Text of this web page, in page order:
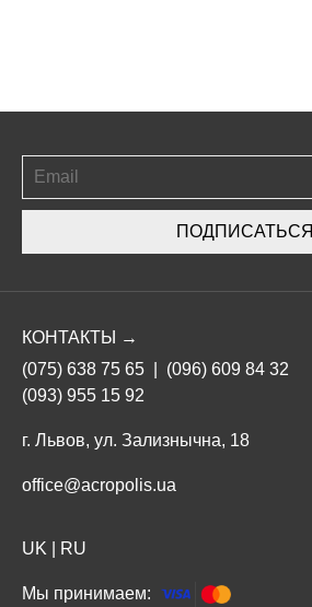
ПОДПИСАТЬСЯ
КОНТАКТЫ →
(075) 638 75 65
(096) 609 84 32
(093) 955 15 92
г. Львов, ул. Зализнычна, 18
office@acropolis.ua
UK RU
Мы принимаем: